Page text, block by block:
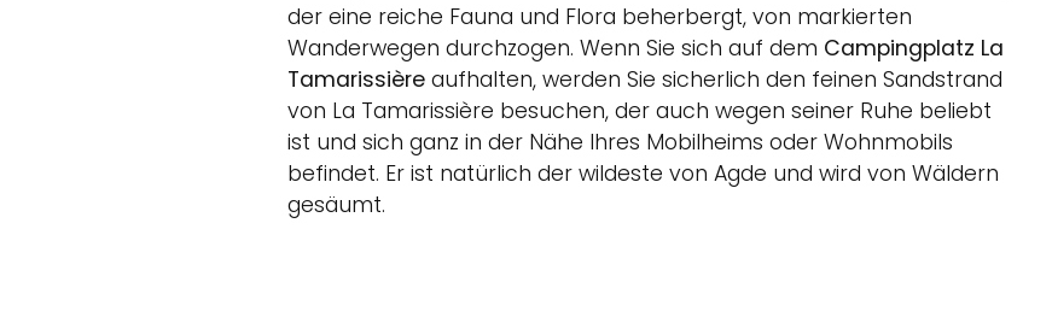
der eine reiche Fauna und Flora beherbergt, von markierten
Wanderwegen durchzogen. Wenn Sie sich auf dem Campingplatz La
Tamarissièreaufhalten, werden Sie sicherlich den feinen Sandstrand
von La Tamarissière besuchen, der auch wegen seiner Ruhe beliebt
ist und sich ganz in der Nähe Ihres Mobilheims oder Wohnmobils
befindet. Er ist natürlich der wildeste von Agde und wird von Wäldern
gesäumt.